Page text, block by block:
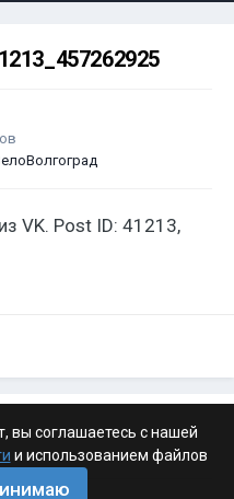
VK. Post ID: 41213,
вы соглашаетесь с нашей
и использованием файлов